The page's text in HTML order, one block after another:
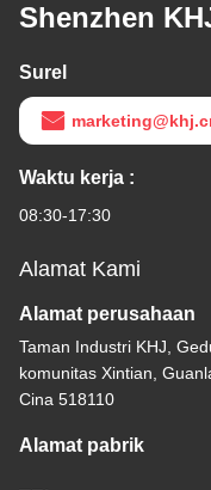
Shenzhen
Surel
Waktu kerja :
08:30-17:30
Alamat Kami
Alamat perusahaan
Taman Industri KHJ,
komunitas Xintian,
Cina 518110
Alamat pabrik